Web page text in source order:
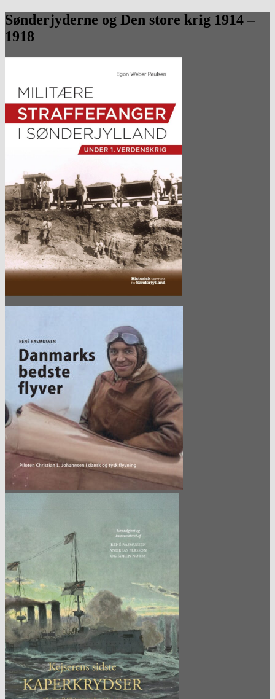
Sønderjyderne og Den store krig 1914 –
1918